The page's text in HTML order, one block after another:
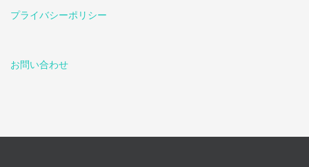
プライバシーポリシー
お問い合わせ